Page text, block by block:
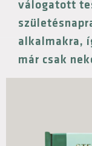
válogatott
alkalmakra,
már csak